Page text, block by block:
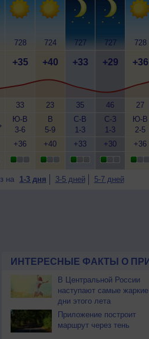
728
+35
33
Ю-В
3-6
+36
724
+40
23
В
5-9
+40
727
+33
35
С-В
1-3
+33
727
+29
46
С-З
1-3
+30
728
+36
27
Ю-В
2-5
+36
на 1-3 дня 3-5 дней 5-7 дней
ИНТЕРЕСНЫЕ ФАКТЫ О
В Центральной России
наступают самые жаркие
дни этого лета
Приложение построит
маршрут через тень